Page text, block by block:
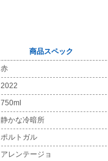
商品スペック
赤
2022
750ml
静かな冷暗所
ポルトガル
アレンテージョ